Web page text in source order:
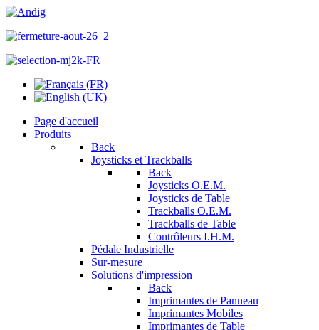
Page d'accueil
Produits
Back
Joysticks et Trackballs
Back
Joysticks O.E.M.
Joysticks de Table
Trackballs O.E.M.
Trackballs de Table
Contrôleurs I.H.M.
Pédale Industrielle
Sur-mesure
Solutions d'impression
Back
Imprimantes de Panneau
Imprimantes Mobiles
Imprimantes de Table